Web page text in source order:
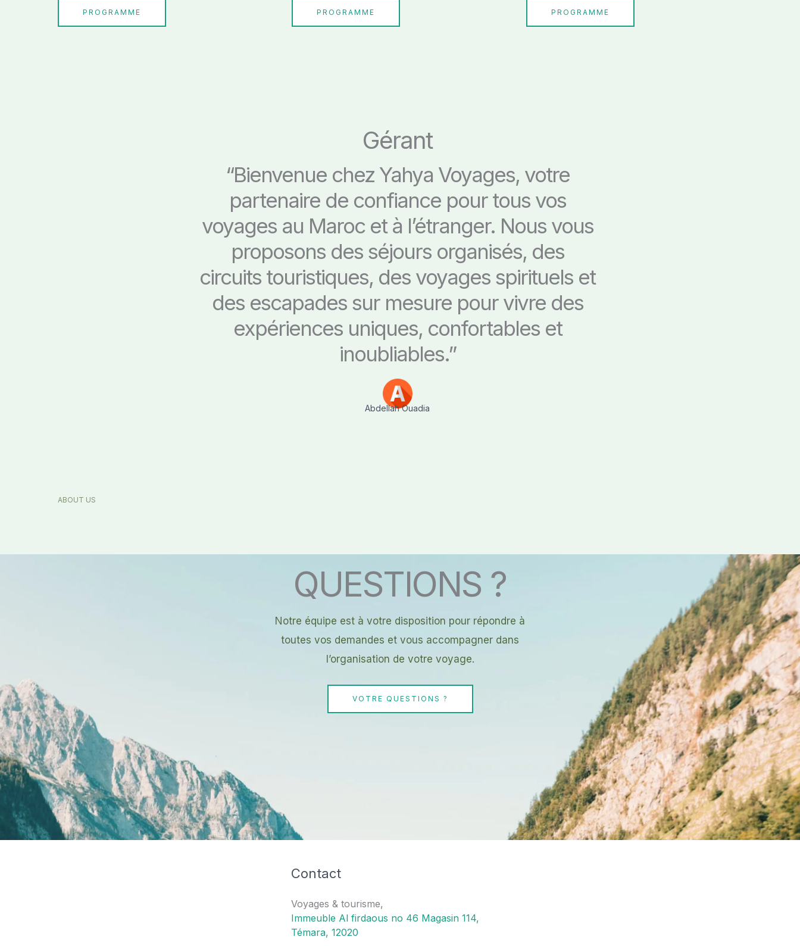
PROGRAMME PROGRAMME PROGRAMME
Gérant
“Bienvenue chez Yahya Voyages, votre
partenaire de confiance pour tous vos
voyages au Maroc et à l’étranger. Nous vous
proposons des séjours organisés, des
circuits touristiques, des voyages spirituels et
des escapades sur mesure pour vivre des
expériences uniques, confortables et
inoubliables.”
Abdellah Ouadia
ABOUT US
QUESTIONS ?
Notre équipe est à votre disposition pour répondre à
toutes vos demandes et vous accompagner dans
l’organisation de votre voyage.
VOTRE QUESTIONS ?
Contact
Voyages & tourisme,
Immeuble Al firdaous no 46 Magasin 114,
Témara, 12020